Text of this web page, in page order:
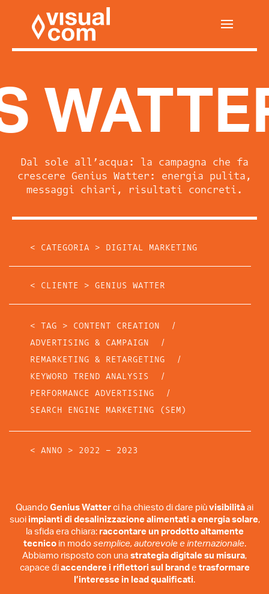
Dal sole all’acqua: la campagna che fa
crescere Genius Watter: energia pulita,
messaggi chiari, risultati concreti.
< CATEGORIA > DIGITAL MARKETING
< CLIENTE > GENIUS WATTER
< TAG > CONTENT CREATION
/
ADVERTISING & CAMPAIGN
/
REMARKETING & RETARGETING
/
KEYWORD TREND ANALYSIS
/
PERFORMANCE ADVERTISING
/
SEARCH ENGINE MARKETING (SEM)
< ANNO > 2022 - 2023
Quando Genius Watter ci ha chiesto di dare più visibilità ai
suoi impianti di desalinizzazione alimentati a energia solare,
la sfida era chiara: raccontare un prodotto altamente
tecnicoin modo semplice, autorevole e internazionale.
Abbiamo risposto con una strategia digitale su misura,
capace di accendere i riflettori sul brand e trasformare
l’interesse in lead qualificati.